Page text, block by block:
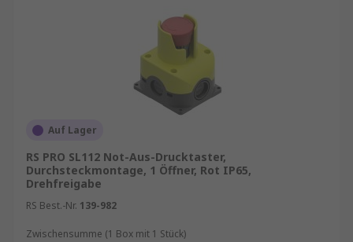
Auf Lager
RS PRO SL112 Not-Aus-Drucktaster,
Durchsteckmontage, 1 Öffner, Rot IP65,
Drehfreigabe
RS Best.-Nr. 139-982
Zwischensumme (1 Box mit 1 Stück)